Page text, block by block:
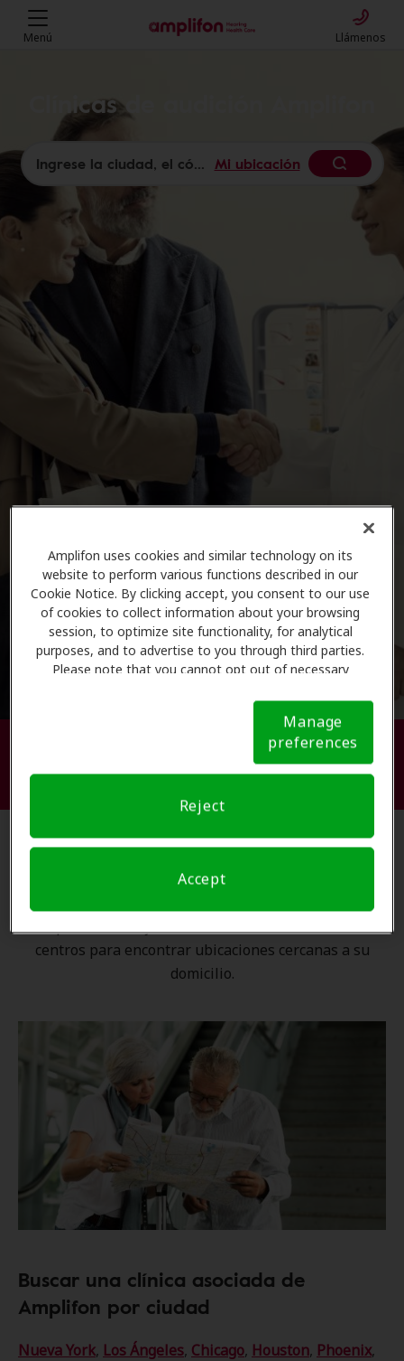
Amplifon uses cookies and similar technology on its
website to perform various functions described in our
Cookie Notice. By clicking accept, you consent to our use
of cookies to collect information about your browsing
session, to optimize site functionality, for analytical
purposes, and to advertise to you through third parties.
Please note that you cannot opt out of necessary
Notice (link here below). If you are using an opt-out
preference signal, we will honor that signal. Cookie
Manage
preferences
Reject
Accept
Menú Llámenos
Clínicas de audición Amplifon
Mi ubicación
Busque su centro de atención
auditiva.
Gracias a nuestra
, ningún proveedor de
centros para encontrar ubicaciones cercanas a su
domicilio.
Buscar una clínica asociada de
Amplifon por ciudad
Nueva York, Los Ángeles, Chicago, Houston, Phoenix,